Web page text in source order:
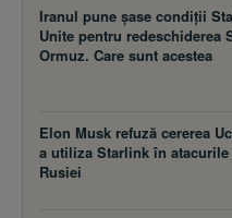
Iranul pune șase condiții
Unite pentru redeschiderea
Ormuz. Care sunt acestea
Elon Musk refuză cererea
a utiliza Starlink în atacurile
Rusiei